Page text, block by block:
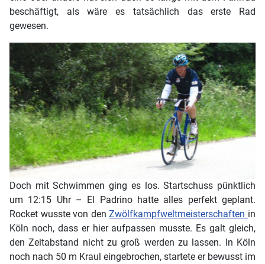
beschäftigt, als wäre es tatsächlich das erste Rad
gewesen.
Doch mit Schwimmen ging es los. Startschuss pünktlich
um 12:15 Uhr – El Padrino hatte alles perfekt geplant.
Rocket wusste von denZwölfkampfweltmeisterschaften in
Köln noch, dass er hier aufpassen musste. Es galt gleich,
den Zeitabstand nicht zu groß werden zu lassen. In Köln
noch nach 50 m Kraul eingebrochen, startete er bewusst im